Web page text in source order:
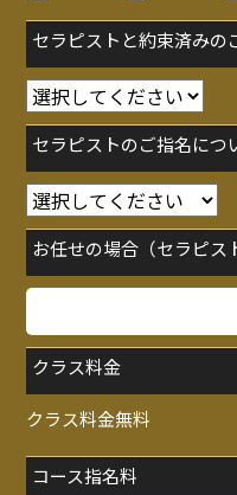
セラピストと約束済みの
セラピストのご指名につ
お任せの場合（セラピス
クラス料金
クラス料金無料
コース指名料